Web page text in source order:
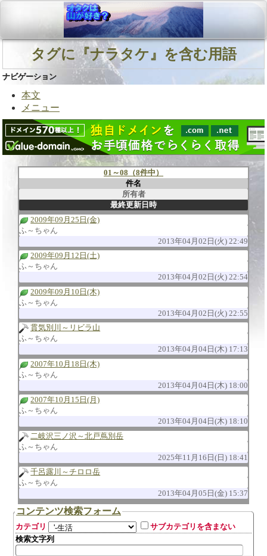
タグに『ナラタケ』を含む用語
ナビゲーション
本文
メニュー
01～08（8件中）
件名
所有者
最終更新日時
2009年09月25日(金)
ふ～ちゃん
2013年04月02日(火) 22:49
2009年09月12日(土)
ふ～ちゃん
2013年04月02日(火) 22:54
2009年09月10日(木)
ふ～ちゃん
2013年04月02日(火) 22:55
貫気別川～リビラ山
ふ～ちゃん
2013年04月04日(木) 17:13
2007年10月18日(木)
ふ～ちゃん
2013年04月04日(木) 18:00
2007年10月15日(月)
ふ～ちゃん
2013年04月04日(木) 18:10
二岐沢三ノ沢～北戸蔦別岳
ふ～ちゃん
2025年11月16日(日) 18:41
千呂露川～チロロ岳
ふ～ちゃん
2013年04月05日(金) 15:37
コンテンツ検索フォーム
カテゴリ
サブカテゴリを含まない
検索文字列